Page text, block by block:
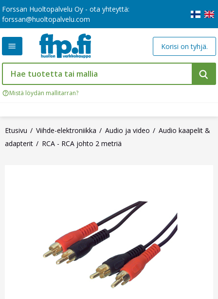
Forssan Huoltopalvelu Oy - ota yhteyttä:
forssan@huoltopalvelu.com
Mistä löydän mallitarran?
Korisi on tyhjä.
Etusivu Viihde-elektroniikka Audio ja video
Audio kaapelit &
adapterit
RCA - RCA johto 2 metriä